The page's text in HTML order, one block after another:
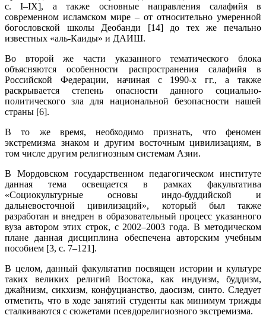
с. I–IX], а также основные направления салафийя в
современном исламском мире – от относительно умеренной
богословской школы Деобанди [14] до тех же печально
известных «аль-Каиды» и ДАИШ.
Во второй же части указанного тематического блока
объясняются особенности распространения салафийя в
Российской Федерации, начиная с 1990-х гг., а также
раскрывается степень опасности данного социально-
политического зла для национальной безопасности нашей
страны [6].
В то же время, необходимо признать, что феномен
экстремизма знаком и другим восточным цивилизациям, в
том числе другим религиозным системам Азии.
В Мордовском государственном педагогическом институте
данная тема освещается в рамках факультатива
«Социокультурные основы индо-буддийской и
дальневосточной цивилизаций», который был также
разработан и внедрен в образовательный процесс указанного
вуза автором этих строк, с 2002–2003 года. В методическом
плане данная дисциплина обеспечена авторским учебным
пособием [3, с. 7–121].
В целом, данный факультатив посвящен истории и культуре
таких великих религий Востока, как индуизм, буддизм,
джайнизм, сикхизм, конфуцианство, даосизм, синто. Следует
отметить, что в ходе занятий студенты как минимум трижды
сталкиваются с сюжетами псевдорелигиозного экстремизма.